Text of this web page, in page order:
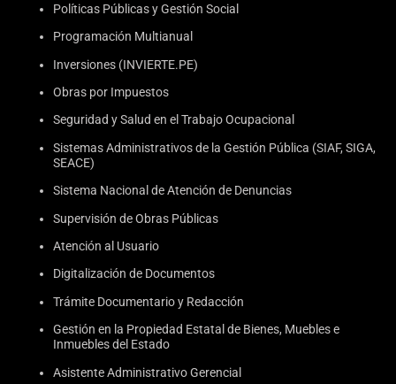
Políticas Públicas y Gestión Social
Programación Multianual
Inversiones (INVIERTE.PE)
Obras por Impuestos
Seguridad y Salud en el Trabajo Ocupacional
Sistemas Administrativos de la Gestión Pública (SIAF, SIGA,
SEACE)
Sistema Nacional de Atención de Denuncias
Supervisión de Obras Públicas
Atención al Usuario
Digitalización de Documentos
Trámite Documentario y Redacción
Gestión en la Propiedad Estatal de Bienes, Muebles e
Inmuebles del Estado
Asistente Administrativo Gerencial